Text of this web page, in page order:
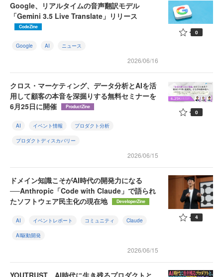
Google、リアルタイムの音声翻訳モデル
「Gemini 3.5 Live Translate」リリース
CodeZine
Google AI ニュース
2026/06/16
0
クロス・マーケティング、データ分析とAIを活
用して顧客の本音を深掘りする無料セミナーを
6月25日に開催
ProductZine
AI イベント情報 プロダクト分析
プロダクトディスカバリー
2026/06/15
0
ドメイン知識こそがAI時代の開発力になる
──Anthropic「Code with Claude」で語られ
たソフトウェア民主化の現在地
DeveloperZine
AI イベントレポート コミュニティ Claude
AI駆動開発
2026/06/15
4
YOUTRUST、AI時代に生き残るプロダクトと